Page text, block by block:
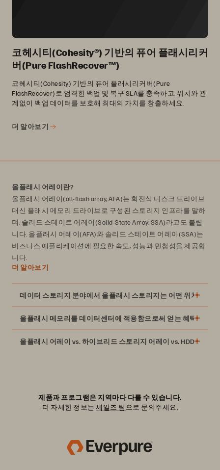
코헤시티(Cohesity®) 기반의 퓨어 플래시리커
버(Pure FlashRecover™)
코헤시티(Cohesity) 기반의 퓨어 플래시리커버(Pure
FlashRecover)로 엄격한 백업 및 복구 SLA를 충족하고, 위치와 관
계없이 백업 데이터를 보호해 최대의 가치를 창출하세요.
더 알아보기
올플래시 어레이란?
올플래시 어레이(all-flash array, AFA)는 회전식 디스크 드라이브
대신 플래시 메모리 드라이브로 구성된 스토리지 인프라를 말하
며, 솔리드 스테이트 어레이(Solid-State Array, SSA)라고도 불립
니다. 올플래시 어레이(AFA)와 솔리드 스테이트 어레이(SSA)는
비즈니스 애플리케이션에 필요한 속도, 성능과 민첩성을 제공합
니다.
더 알아보기
데이터 스토리지 분야에서 올플래시 스토리지는 어떤 위치를 차
습니다. 회전식 디스크가 없다는 것은 솔리드 스테이트 드라
이브가 기존 기술들보다 훨씬 빠른 속도를 낼 수 있다는 것
로 변화하였으며, 올플래시 버전의 NAS 장치와 SAN을 경제
적으로 활용할 수 있게 되었습니다.
올플래시 메모리를 데이터센터에 적용함으로써 얻는 혜택은 무
올플래시 어레이 vs. 하이브리드 스토리지 어레이 vs. HDD 어레이
제품과 프로그램은 지역마다 다를 수 있습니다.
더 자세한 정보는 세일즈 팀 으로 문의주세요.